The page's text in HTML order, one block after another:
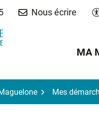
Nous écrire
MA
Mes